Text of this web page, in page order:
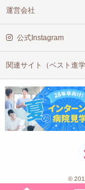
運営会社
公式Instagram
関連サイト（ベスト進学
©